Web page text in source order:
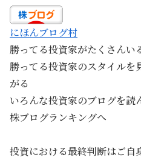
にほんブログ村
勝ってる投資家がたくさんい
勝ってる投資家のスタイルを
がる
いろんな投資家のブログを読
株ブログランキングへ
投資における最終判断はご自